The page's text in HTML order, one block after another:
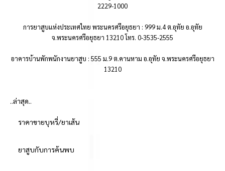
2229-1000
การยาสูบแห่งประเทศไทย พระนครศรีอยุธยา : 999 ม.4 ต.อุทัย อ.อุทัย
จ.พระนครศรีอยุธยา 13210 โทร. 0-3535-2555
อาคารบ้านพักพนักงานยาสูบ : 555 ม.9 ต.คานหาม อ.อุทัย จ.พระนครศรีอยุธยา
13210
..ล่าสุด..
ราคาขายบุหรี่/ยาเส้น
ยาสูบกับการค้นพบ